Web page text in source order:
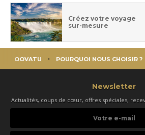
Créez votre voyage
sur-mesure
OOVATU POURQUOI NOUS CHOISIR ?
Newsletter
Actualités, coups de cœur, offres spéciales,
e-